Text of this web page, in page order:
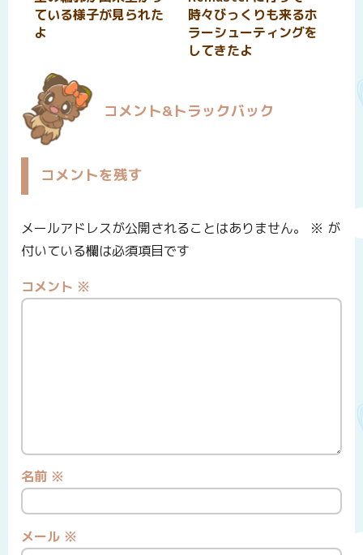
ている様子が見られた
よ
時々びっくりも来るホ
ラーシューティングを
してきたよ
コメント&トラックバック
コメントを残す
メールアドレスが公開されることはありません。 ※ が
付いている欄は必須項目です
コメント ※
名前 ※
メール ※